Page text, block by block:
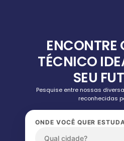
ENCONTRE
TÉCNICO
SEU
Pesquise entre nossas
reconhecidas
ONDE VOCÊ QUER